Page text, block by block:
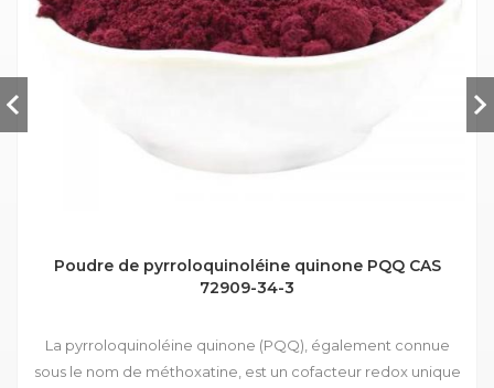
Poudre de pyrroloquinoléine quinone PQQ CAS
72909-34-3
La pyrroloquinoléine quinone (PQQ), également connue
sous le nom de méthoxatine, est un cofacteur redox unique